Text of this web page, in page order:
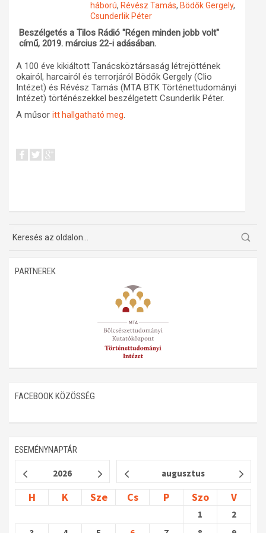
Műhelymunkák
háború, Révész Tamás, Bödők Gergely,
Csunderlik Péter
Beszélgetés a Tilos Rádió "Régen minden jobb volt"
című, 2019. március 22-i adásában.
A 100 éve kikiáltott Tanácsköztársaság létrejöttének
okairól, harcairól és terrorjáról Bödők Gergely (Clio
Intézet) és Révész Tamás (MTA BTK Történettudományi
Intézet) történészekkel beszélgetett Csunderlik Péter.
A műsor itt hallgatható meg.
PARTNEREK
FACEBOOK KÖZÖSSÉG
ESEMÉNYNAPTÁR
2026 augusztus
H K Sze Cs P Szo V
1
2